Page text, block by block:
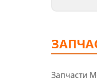
Запчасти